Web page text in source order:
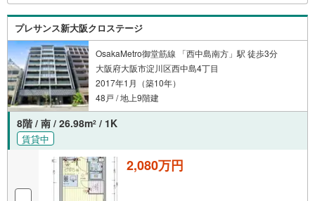
プレサンス新大阪クロステージ
OsakaMetro御堂筋線 「西中島南方」駅 徒歩3分
大阪府大阪市淀川区西中島4丁目
2017年1月（築10年）
48戸 / 地上9階建
8階 / 南 / 26.98m2 / 1K
賃貸中
2,080万円